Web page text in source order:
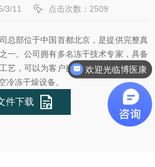
3/11 点击次数：2509
总部位于中国首都北京，是提供完整真
一。公司拥有多名冻干技术专家，具备
艺，可以为客户提供从实验室型、中试
冷冻干燥设备。
件下载
欢迎光临博医康